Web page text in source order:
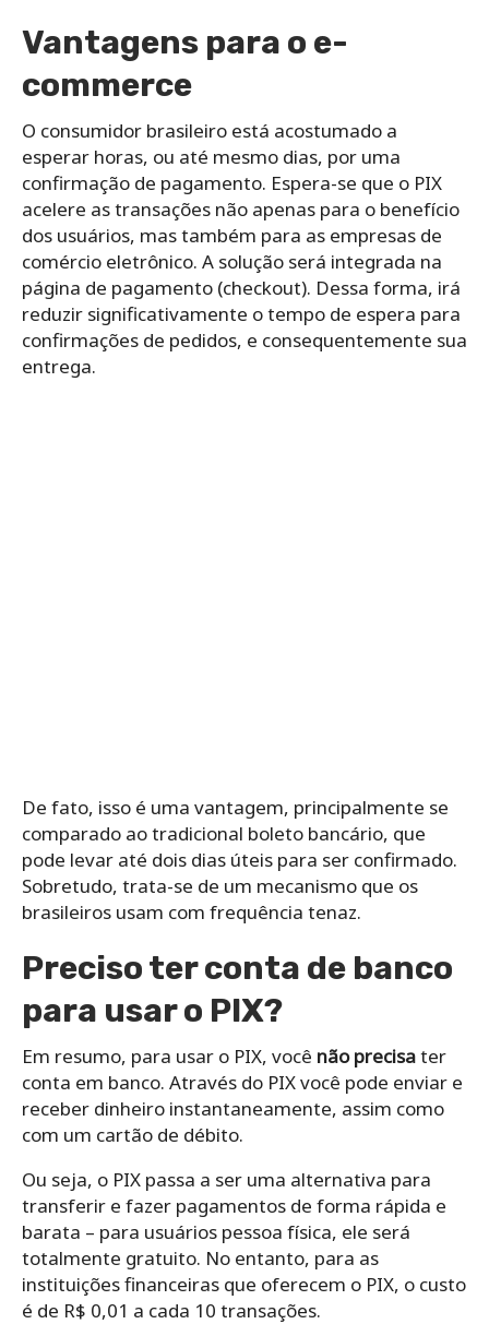
Vantagens para o e-
commerce
O consumidor brasileiro está acostumado a
esperar horas, ou até mesmo dias, por uma
confirmação de pagamento. Espera-se que o PIX
acelere as transações não apenas para o benefício
dos usuários, mas também para as empresas de
comércio eletrônico. A solução será integrada na
página de pagamento (checkout). Dessa forma, irá
reduzir significativamente o tempo de espera para
confirmações de pedidos, e consequentemente sua
entrega.
De fato, isso é uma vantagem, principalmente se
comparado ao tradicional boleto bancário, que
pode levar até dois dias úteis para ser confirmado.
Sobretudo, trata-se de um mecanismo que os
brasileiros usam com frequência tenaz.
Preciso ter conta de banco
para usar o PIX?
Em resumo, para usar o PIX, você não precisater
conta em banco. Através do PIX você pode enviar e
receber dinheiro instantaneamente, assim como
com um cartão de débito.
Ou seja, o PIX passa a ser uma alternativa para
transferir e fazer pagamentos de forma rápida e
barata – para usuários pessoa física, ele será
totalmente gratuito. No entanto, para as
instituições financeiras que oferecem o PIX, o custo
é de R$ 0,01 a cada 10 transações.